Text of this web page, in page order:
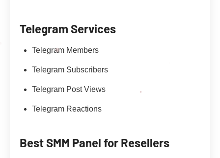
Telegram Services
Telegram Members
Telegram Subscribers
Telegram Post Views
Telegram Reactions
Best SMM Panel for Resellers